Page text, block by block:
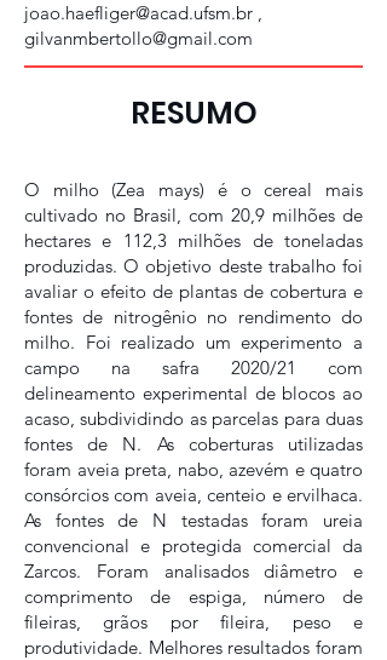
joao.haefliger@acad.ufsm.br ,
gilvanmbertollo@gmail.com
RESUMO
O milho (Zea mays) é o cereal mais
cultivado no Brasil, com 20,9 milhões de
hectares e 112,3 milhões de toneladas
produzidas. O objetivo deste trabalho foi
avaliar o efeito de plantas de cobertura e
fontes de nitrogênio no rendimento do
milho. Foi realizado um experimento a
campo na safra 2020/21 com
delineamento experimental de blocos ao
acaso, subdividindo as parcelas para duas
fontes de N. As coberturas utilizadas
foram aveia preta, nabo, azevém e quatro
consórcios com aveia, centeio e ervilhaca.
As fontes de N testadas foram ureia
convencional e protegida comercial da
Zarcos. Foram analisados diâmetro e
comprimento de espiga, número de
fileiras, grãos por fileira, peso e
produtividade. Melhores resultados foram